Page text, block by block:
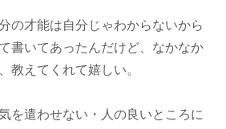
の才能は自分じゃわからないから
書いてあったんだけど、なかなか
教えてくれて嬉しい。
を遣わせない・人の良いところに